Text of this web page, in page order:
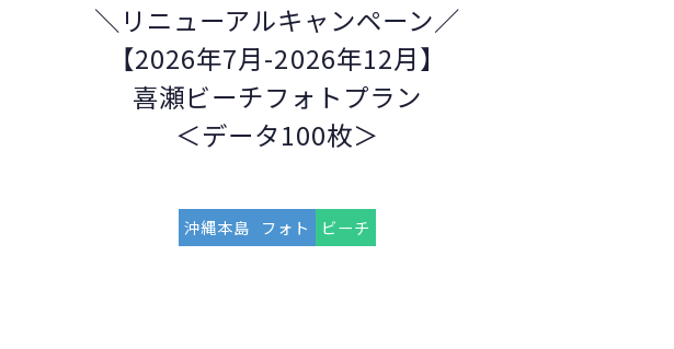
＼リニューアルキャンペーン／
【2026年7月-2026年12月】
喜瀬ビーチフォトプラン
＜データ100枚＞
沖縄本島 フォト ビーチ